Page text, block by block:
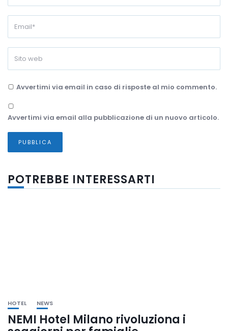
Avvertimi via email in caso di risposte al mio commento.
Avvertimi via email alla pubblicazione di un nuovo articolo.
POTREBBE INTERESSARTI
HOTEL NEWS
NEMI Hotel Milano rivoluziona i